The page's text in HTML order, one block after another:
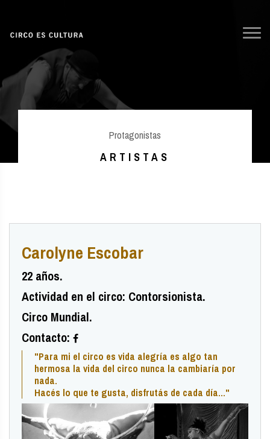
Protagonistas
ARTISTAS
Carolyne Escobar
22 años.
Actividad en el circo: Contorsionista.
Circo Mundial.
Contacto:
"Para mi el circo es vida alegría es algo tan
hermosa la vida del circo nunca la cambiaría por
nada.
Hacés lo que te gusta, disfrutás de cada día..."